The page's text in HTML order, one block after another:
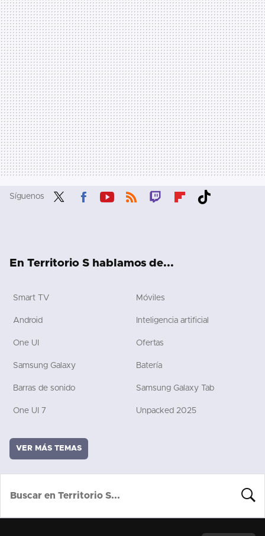
Síguenos
En Territorio S hablamos de...
Smart TV Móviles
Android Inteligencia artificial
One UI Ofertas
Samsung Galaxy Batería
Barras de sonido Samsung Galaxy Tab
One UI 7 Unpacked 2025
VER MÁS TEMAS